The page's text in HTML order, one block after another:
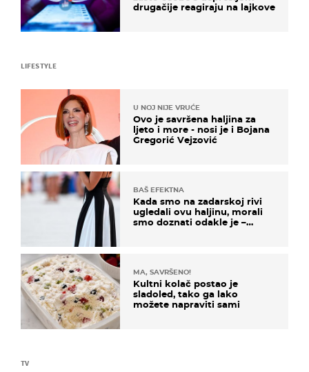
drugačije reagiraju na lajkove
TV
LIFESTYLE
U NOJ NIJE VRUĆE
Ovo je savršena haljina za
ljeto i more - nosi je i Bojana
Gregorić Vejzović
BAŠ EFEKTNA
Kada smo na zadarskoj rivi
ugledali ovu haljinu, morali
smo doznati odakle je –
MA, SAVRŠENO!
Kultni kolač postao je
sladoled, tako ga lako
možete napraviti sami